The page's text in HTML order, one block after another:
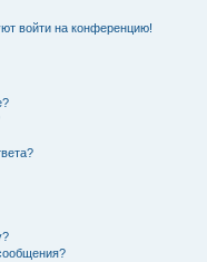
войти на конференцию!